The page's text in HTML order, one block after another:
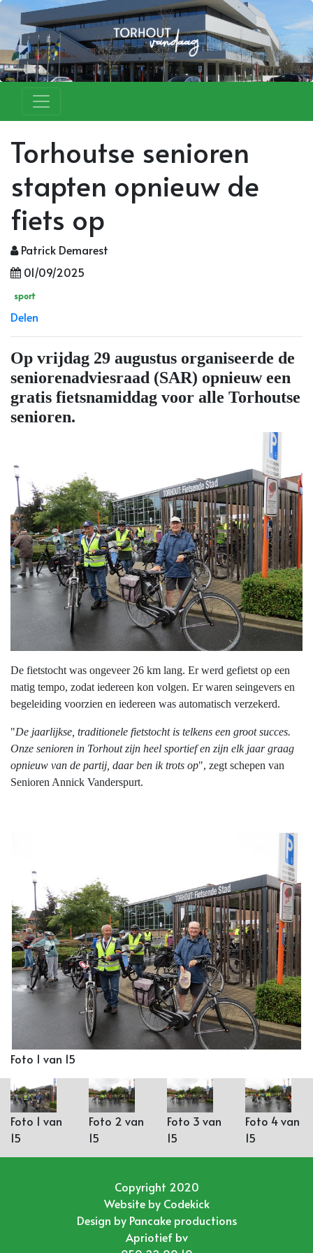
Torhoutse senioren
stapten opnieuw de
fiets op
Patrick Demarest
01/09/2025
sport
Delen
Op vrijdag 29 augustus organiseerde de
seniorenadviesraad (SAR) opnieuw een
gratis fietsnamiddag voor alle Torhoutse
senioren.
De fietstocht was ongeveer 26 km lang. Er werd gefietst op een
matig tempo, zodat iedereen kon volgen. Er waren seingevers en
begeleiding voorzien en iedereen was automatisch verzekerd.
"De jaarlijkse, traditionele fietstocht is telkens een groot succes.
Onze senioren in Torhout zijn heel sportief en zijn elk jaar graag
opnieuw van de partij, daar ben ik trots op", zegt schepen van
Senioren Annick Vanderspurt.
Foto 1 van 15
Foto 1 van
15
Foto 2 van
15
Foto 3 van
15
Foto 4 van
15
Copyright 2020
Website by Codekick
Design by Pancake productions
Apriotief bv